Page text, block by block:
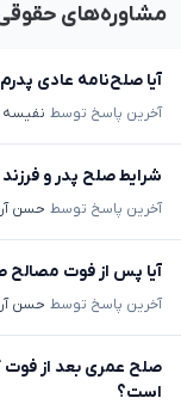
مشاوره‌های
آیا صلح‌نامه عادی
آخرین پاسخ توسط نفیسه
شرایط صلح پدر و
آخرین پاسخ توسط حسن
آیا پس از فوت مصالح
آخرین پاسخ توسط حسن
صلح عمری بعد از
است؟